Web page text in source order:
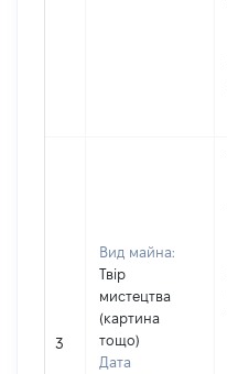
3
Вид майна:
Твір
мистецтва
(картина
тощо)
Дата